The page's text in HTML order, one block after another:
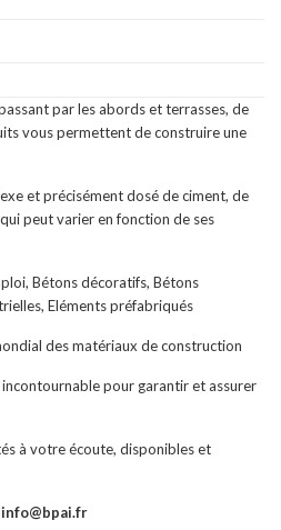
par les abords et terrasses, de
vous permettent de construire une
et précisément dosé de ciment, de
peut varier en fonction de ses
Bétons décoratifs, Bétons
Eléments préfabriqués
des matériaux de construction
pour garantir et assurer
à votre écoute, disponibles et
info@bpai.fr